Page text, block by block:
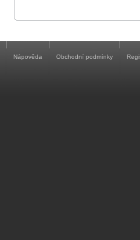
Nápověda Obchodní podmínky